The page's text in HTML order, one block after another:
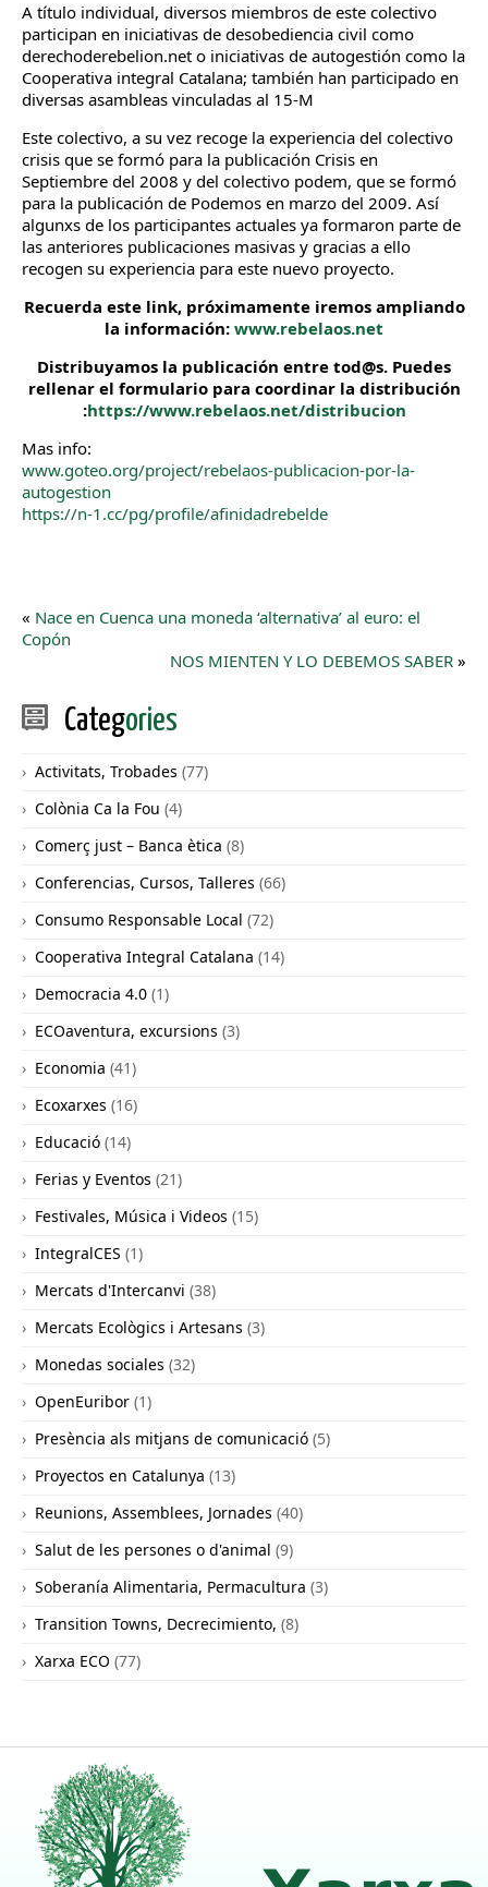
A título individual, diversos miembros de este colectivo
participan en iniciativas de desobediencia civil como
derechoderebelion.net o iniciativas de autogestión como la
Cooperativa integral Catalana; también han participado en
diversas asambleas vinculadas al 15-M
Este colectivo, a su vez recoge la experiencia del colectivo
crisis que se formó para la publicación Crisis en
Septiembre del 2008 y del colectivo podem, que se formó
para la publicación de Podemos en marzo del 2009. Así
algunxs de los participantes actuales ya formaron parte de
las anteriores publicaciones masivas y gracias a ello
recogen su experiencia para este nuevo proyecto.
Recuerda este link, próximamente iremos ampliando
la información: www.rebelaos.net
Distribuyamos la publicación entre tod@s. Puedes
rellenar el formulario para coordinar la distribución
:https://www.rebelaos.net/distribucion
Mas info:
www.goteo.org/project/rebelaos-publicacion-por-la-
autogestion
https://n-1.cc/pg/profile/afinidadrebelde
« Nace en Cuenca una moneda ‘alternativa’ al euro: el
Copón
NOS MIENTEN Y LO DEBEMOS SABER »
Categories
Activitats, Trobades (77)
Colònia Ca la Fou (4)
Comerç just – Banca ètica (8)
Conferencias, Cursos, Talleres (66)
Consumo Responsable Local (72)
Cooperativa Integral Catalana (14)
Democracia 4.0 (1)
ECOaventura, excursions (3)
Economia (41)
Ecoxarxes (16)
Educació (14)
Ferias y Eventos (21)
Festivales, Música i Videos (15)
IntegralCES (1)
Mercats d'Intercanvi (38)
Mercats Ecològics i Artesans (3)
Monedas sociales (32)
OpenEuribor (1)
Presència als mitjans de comunicació (5)
Proyectos en Catalunya (13)
Reunions, Assemblees, Jornades (40)
Salut de les persones o d'animal (9)
Soberanía Alimentaria, Permacultura (3)
Transition Towns, Decrecimiento, (8)
Xarxa ECO (77)